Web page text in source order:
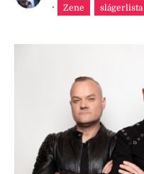
·
Zene slágerlista